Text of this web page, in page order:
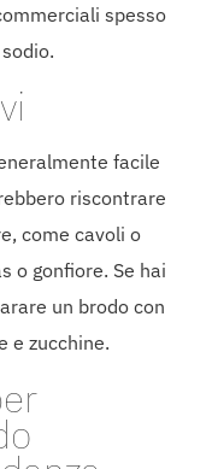
spesso
facile
riscontrare
come cavoli o
o gonfiore. Se hai
un brodo con
e zucchine.